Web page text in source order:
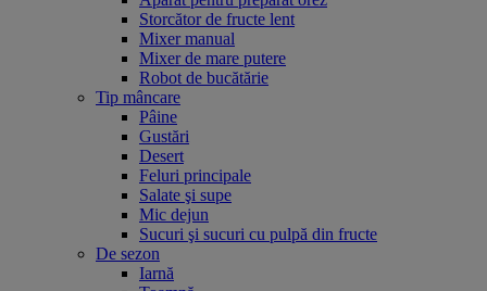
Storcător de fructe lent
Mixer manual
Mixer de mare putere
Robot de bucătărie
Tip mâncare
Pâine
Gustări
Desert
Feluri principale
Salate şi supe
Mic dejun
Sucuri şi sucuri cu pulpă din fructe
De sezon
Iarnă